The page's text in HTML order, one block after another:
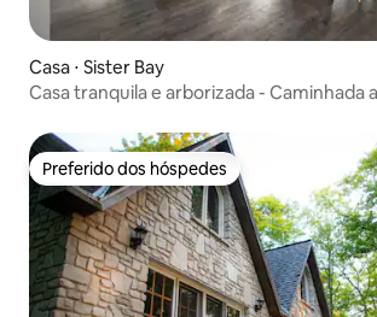
Casa ⋅ Sister Bay
Casa tranquila e arborizada - Caminhada
Preferido dos hóspedes
Preferido dos hóspedes